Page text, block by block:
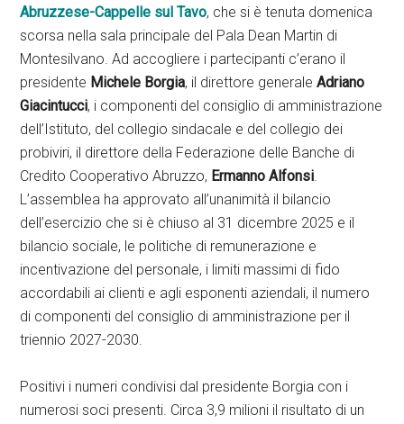
Abruzzese-Cappelle sul Tavo, che si è tenuta domenica
scorsa nella sala principale del Pala Dean Martin di
Montesilvano. Ad accogliere i partecipanti c’erano il
presidente Michele Borgia, il direttore generaleAdriano
Giacintucci, i componenti del consiglio di amministrazione
dell’Istituto, del collegio sindacale e del collegio dei
probiviri, il direttore della Federazione delle Banche di
Credito Cooperativo Abruzzo, Ermanno Alfonsi.
L’assemblea ha approvato all’unanimità il bilancio
dell’esercizio che si è chiuso al 31 dicembre 2025 e il
bilancio sociale, le politiche di remunerazione e
incentivazione del personale, i limiti massimi di fido
accordabili ai clienti e agli esponenti aziendali, il numero
di componenti del consiglio di amministrazione per il
triennio 2027-2030.
Positivi i numeri condivisi dal presidente Borgia con i
numerosi soci presenti. Circa 3,9 milioni il risultato di un